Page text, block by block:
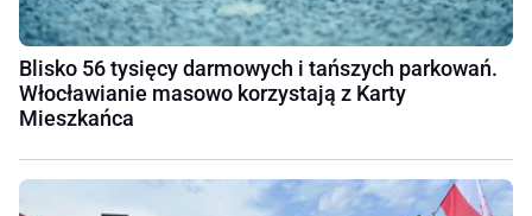
Blisko 56 tysięcy darmowych i tańszych parkowań.
Włocławianie masowo korzystają z Karty
Mieszkańca